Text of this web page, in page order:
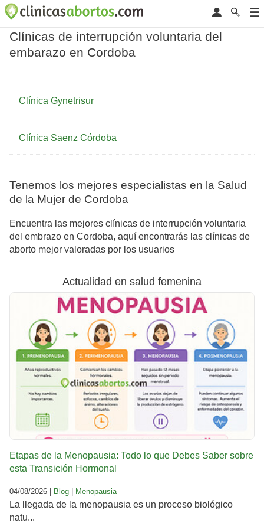
Clínicas de interrupción voluntaria del
embarazo en Cordoba
Clínica Gynetrisur
Clínica Saenz Córdoba
Tenemos los mejores especialistas en la Salud
de la Mujer de Cordoba
Encuentra las mejores clínicas de interrupción voluntaria
del embrazo en Cordoba, aquí encontrarás las clínicas de
aborto mejor valoradas por los usuarios
Actualidad en salud femenina
Etapas de la Menopausia: Todo lo que Debes Saber sobre
esta Transición Hormonal
04/08/2026 | Blog | Menopausia
La llegada de la menopausia es un proceso biológico
natu...